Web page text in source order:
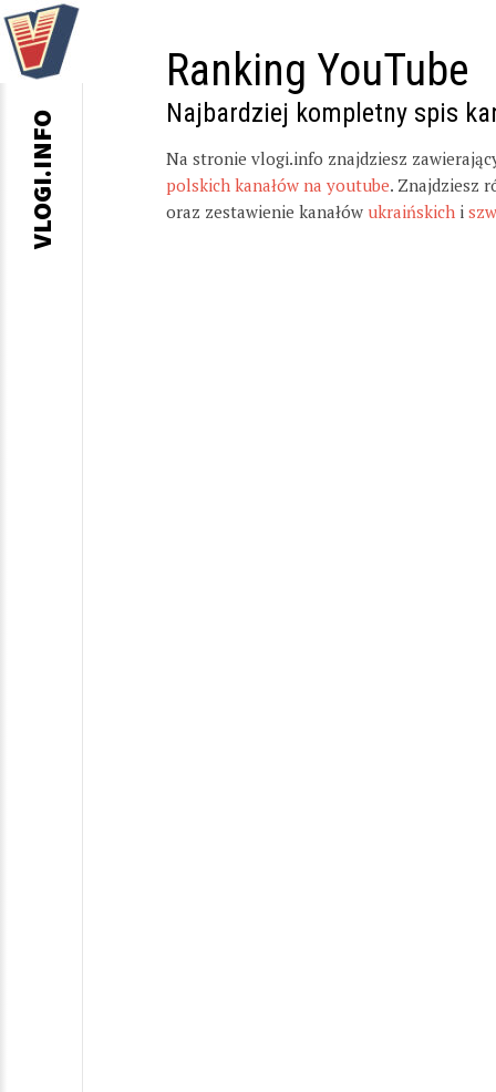
Ranking YouTube
Najbardziej kompletny spis
Na stronie vlogi.info znajdziesz
polskich kanałów na youtube. Znajdziesz
oraz zestawienie kanałów ukraińskich i
VLOGI.INFO